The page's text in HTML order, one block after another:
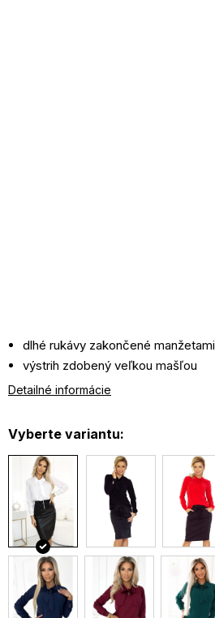
dlhé rukávy zakončené manžetami
výstrih zdobený veľkou mašľou
perfektné pre každú príležitosť
Detailné informácie
Vyberte variantu: